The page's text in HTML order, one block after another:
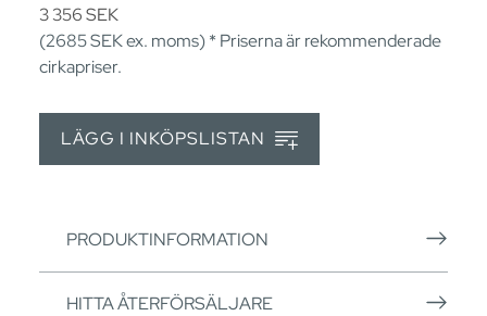
3 356SEK
(2685SEKex. moms) * Priserna är rekommenderade
cirkapriser.
LÄGG I INKÖPSLISTAN
PRODUKTINFORMATION
HITTA ÅTERFÖRSÄLJARE